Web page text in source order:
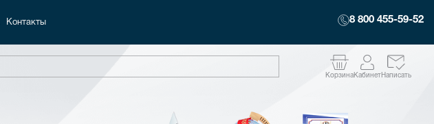
Контакты 8 800 455-59-52
КорзинаКабинетНаписать